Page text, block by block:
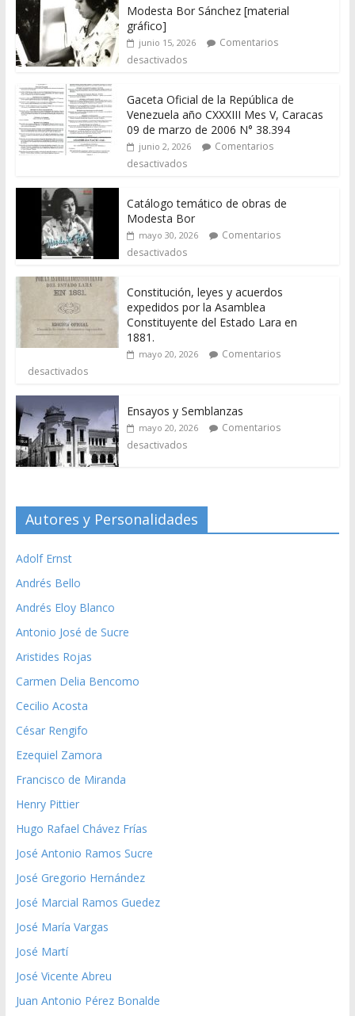
Modesta Bor Sánchez [material
gráfico]
junio 15, 2026
Comentarios
desactivados
Gaceta Oficial de la República de
Venezuela año CXXXIII Mes V, Caracas
09 de marzo de 2006 N° 38.394
junio 2, 2026
Comentarios
desactivados
Catálogo temático de obras de
Modesta Bor
mayo 30, 2026
Comentarios
desactivados
Constitución, leyes y acuerdos
expedidos por la Asamblea
Constituyente del Estado Lara en
1881.
mayo 20, 2026
Comentarios
desactivados
Ensayos y Semblanzas
mayo 20, 2026
Comentarios
desactivados
Autores y Personalidades
Adolf Ernst
Andrés Bello
Andrés Eloy Blanco
Antonio José de Sucre
Aristides Rojas
Carmen Delia Bencomo
Cecilio Acosta
César Rengifo
Ezequiel Zamora
Francisco de Miranda
Henry Pittier
Hugo Rafael Chávez Frías
José Antonio Ramos Sucre
José Gregorio Hernández
José Marcial Ramos Guedez
José María Vargas
José Martí
José Vicente Abreu
Juan Antonio Pérez Bonalde